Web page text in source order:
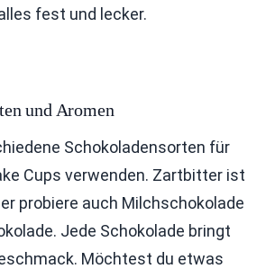
fest und lecker.
und Aromen
Schokoladensorten für
Cups verwenden. Zartbitter ist
probiere auch Milchschokolade
Jede Schokolade bringt
Möchtest du etwas